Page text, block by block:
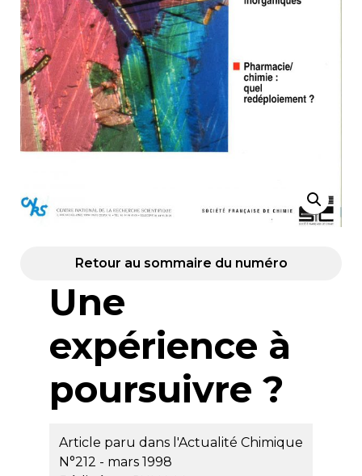
Retour au sommaire du numéro
Une
expérience à
poursuivre ?
Article paru dans l'Actualité Chimique
N°212 - mars 1998